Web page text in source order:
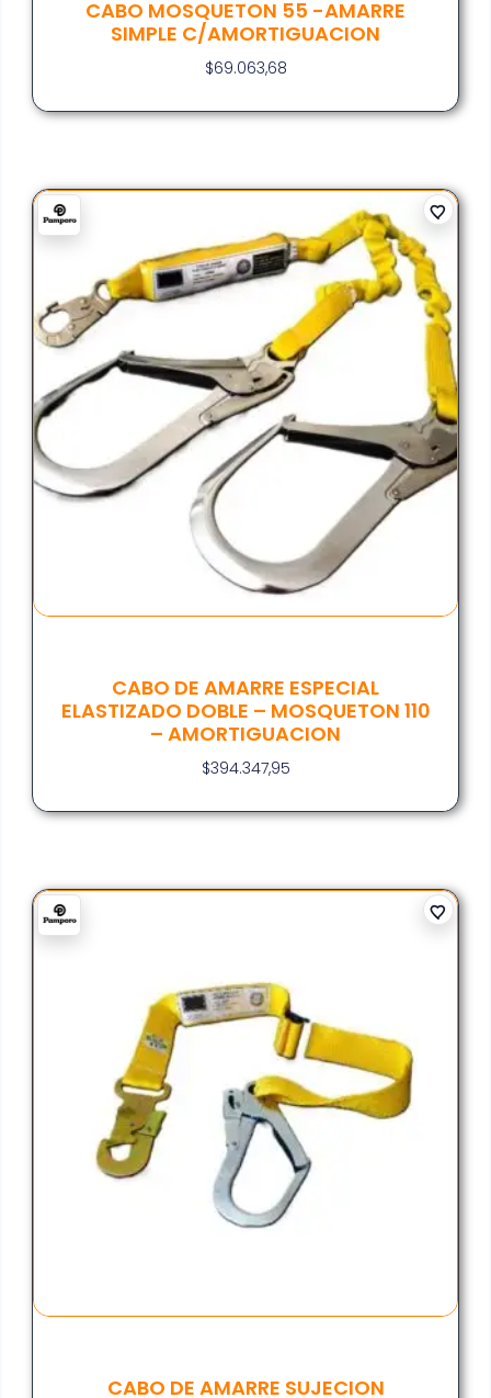
CABO MOSQUETON 55 -AMARRE
SIMPLE C/AMORTIGUACION
$69.063,68
CABO DE AMARRE ESPECIAL
ELASTIZADO DOBLE – MOSQUETON 110
– AMORTIGUACION
$394.347,95
CABO DE AMARRE SUJECION